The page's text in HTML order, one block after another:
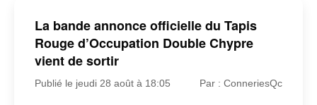
La bande annonce officielle du Tapis
Rouge d’Occupation Double Chypre
vient de sortir
Publié le jeudi 28 août à 18:05 Par : ConneriesQc